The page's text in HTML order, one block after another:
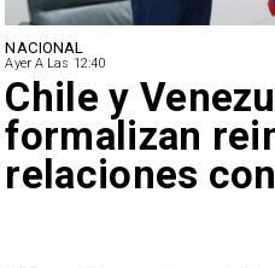
NACIONAL
Ayer A Las 12:40
Feriantes
de Camila
Fabiola